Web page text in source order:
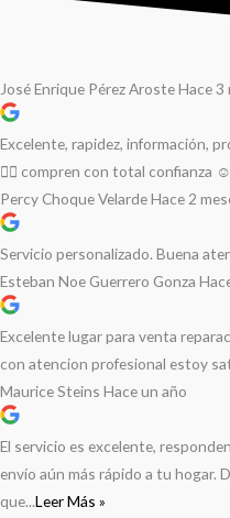
José Enrique Pérez ArosteHace 3
Excelente, rapidez, información,
👌🏻 compren con total confianza ☺️
Percy Choque VelardeHace 2
Servicio personalizado. Buena
Esteban Noe Guerrero Gonza
Excelente lugar para venta
con atencion profesional estoy
Maurice Steins Hace un año
El servicio es excelente,
envío aún más rápido a tu hogar.
que...Leer Más »